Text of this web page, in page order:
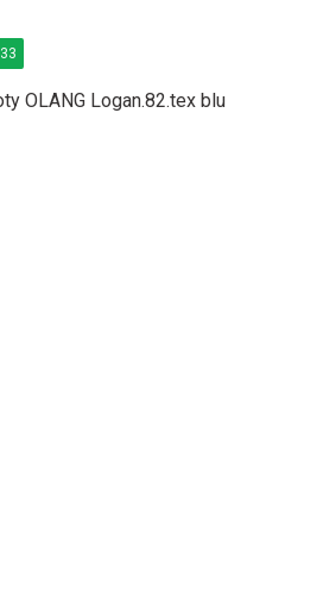
OLANG Logan.82.tex blu
33